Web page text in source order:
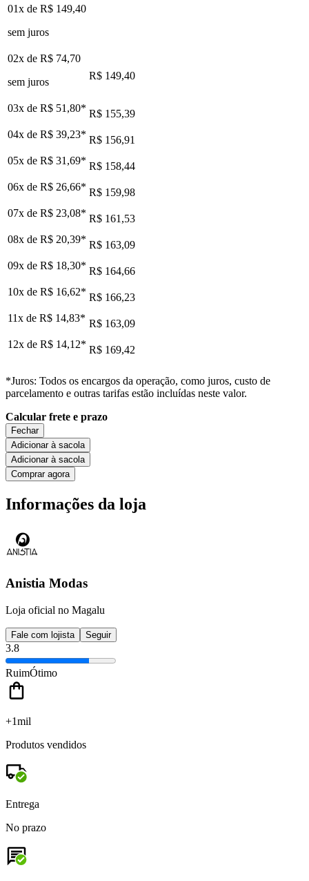
01x de R$ 149,40
sem juros
02x de R$ 74,70
sem juros
R$ 149,40
03x de R$ 51,80* R$ 155,39
04x de R$ 39,23* R$ 156,91
05x de R$ 31,69* R$ 158,44
06x de R$ 26,66* R$ 159,98
07x de R$ 23,08* R$ 161,53
08x de R$ 20,39* R$ 163,09
09x de R$ 18,30* R$ 164,66
10x de R$ 16,62* R$ 166,23
11x de R$ 14,83* R$ 163,09
12x de R$ 14,12* R$ 169,42
*Juros: Todos os encargos da operação, como juros, custo de
parcelamento e outras tarifas estão incluídas neste valor.
Calcular frete e prazo
Fechar
Adicionar à sacola
Adicionar à sacola
Comprar agora
Informações da loja
Anistia Modas
Loja oficial no Magalu
Fale com lojista Seguir
3.8
RuimÓtimo
+1mil
Produtos vendidos
Entrega
No prazo